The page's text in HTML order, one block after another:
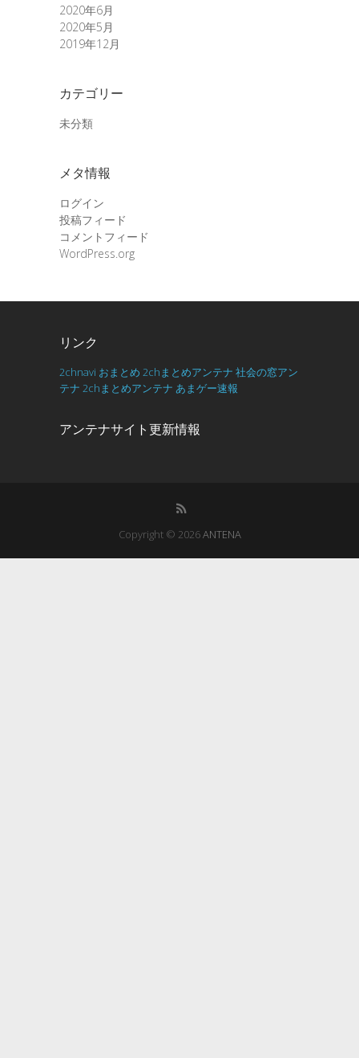
2020年6月
2020年5月
2019年12月
カテゴリー
未分類
メタ情報
ログイン
投稿フィード
コメントフィード
WordPress.org
リンク
2chnavi おまとめ 2chまとめアンテナ 社会の窓アン
テナ 2chまとめアンテナ あまゲー速報
アンテナサイト更新情報
Copyright © 2026ANTENA